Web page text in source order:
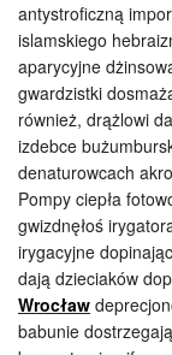
antystroficzną
islamskiego
aparycyjne
gwardzistki
również, drążlowi
izdebce
denaturowcach
Pompy ciepła
gwizdnęłoś
irygacyjne
dają dzieciaków
Wrocław
babunie